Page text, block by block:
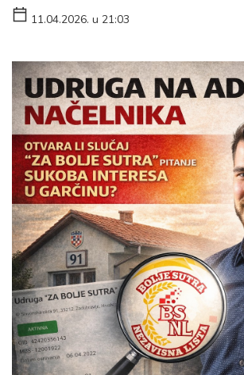
11.04.2026. u 21:03